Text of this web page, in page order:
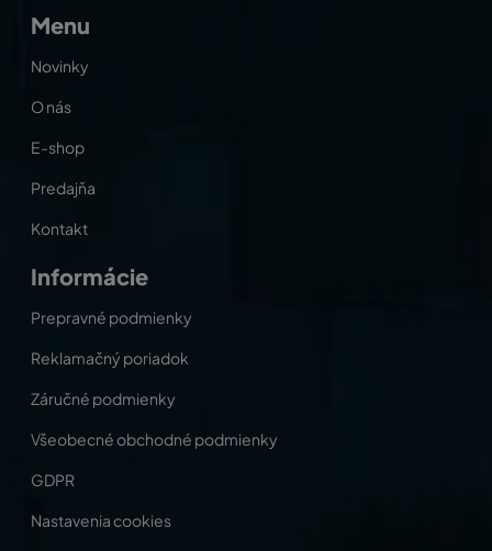
Menu
Novinky
O nás
E-shop
Predajňa
Kontakt
Informácie
Prepravné podmienky
Reklamačný poriadok
Záručné podmienky
Všeobecné obchodné podmienky
GDPR
Nastavenia cookies